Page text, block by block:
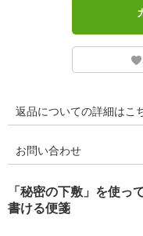
返品についての詳細はこ
お問い合わせ
「秘密の下敷」を使っ
書ける便箋